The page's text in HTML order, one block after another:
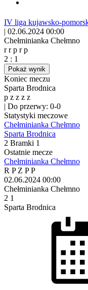
IV liga kujawsko-
| 02.06.2024 00:00
Chełminianka Chełmno
rrp rp
2 : 1
Pokaż wynik
Koniec meczu
Sparta Brodnica
p z z z z
| Do przerwy: 0-0
Statystyki meczowe
Chełminianka Chełmno
Sparta Brodnica
2 Bramki 1
Ostatnie mecze
Chełminianka Chełmno
R PZ PP
02.06.2024 00:00
Chełminianka Chełmno
2 1
Sparta Brodnica